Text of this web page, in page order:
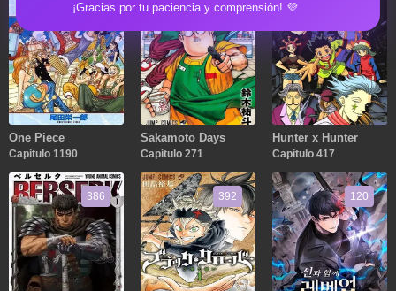
¡Gracias por tu paciencia y comprensión! 💜
One Piece
Capitulo 1190
Sakamoto Days
Capitulo 271
Hunter x Hunter
Capitulo 417
386 392 120